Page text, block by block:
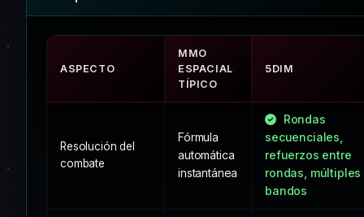
ASPECTO
MMO
ESPACIAL
TÍPICO
5DIM
Resolución del
combate
Fórmula
automática
instantánea
Rondas
secuenciales,
refuerzos entre
rondas, múltiples
bandos